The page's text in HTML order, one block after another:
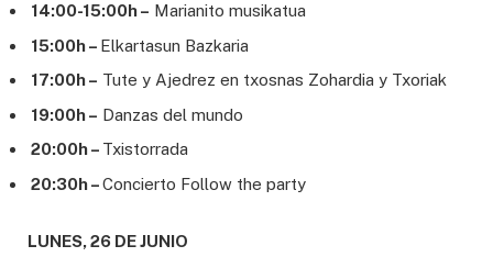
14:00-15:00h – Marianito musikatua
15:00h – Elkartasun Bazkaria
17:00h – Tute y Ajedrez en txosnas Zohardia y Txoriak
19:00h – Danzas del mundo
20:00h – Txistorrada
20:30h –Concierto Follow the party
LUNES, 26 DE JUNIO